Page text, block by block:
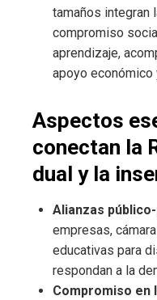
tamaños integran
compromiso
aprendizaje,
apoyo
Aspectos
conectan la
dual y la
Alianzas
empresas,
educativas para
respondan a la
Compromiso en